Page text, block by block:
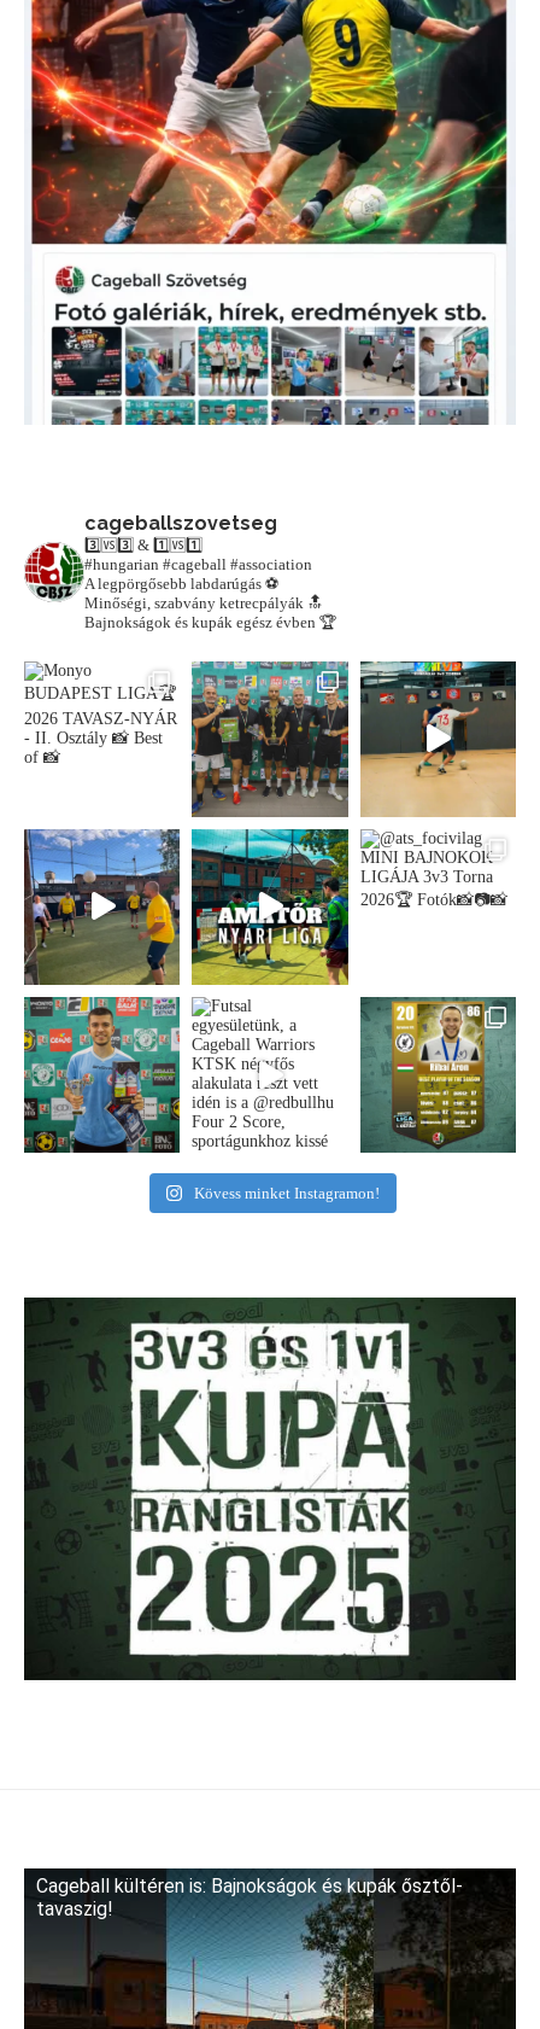
cageballszovetseg
3️⃣🆚3️⃣ & 1️⃣🆚1️⃣
#hungarian #cageball #association
A legpörgősebb labdarúgás ⚽️
Minőségi, szabvány ketrecpályák 🔝
Bajnokságok és kupák egész évben 🏆
Kövess minket Instagramon!
Cageball kültéren is: Bajnokságok és kupák ősztől-
tavaszig!